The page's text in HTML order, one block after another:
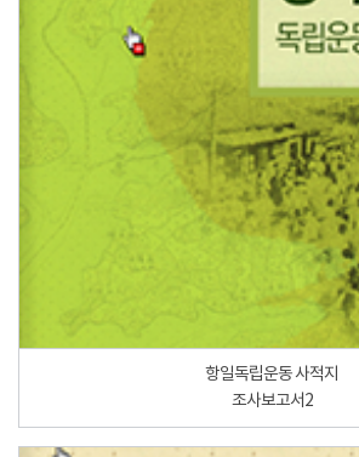
항일독립운동 사적지
조사보고서2